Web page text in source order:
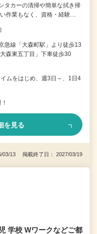
タカーの清掃や簡単な拭き掃
作業もなく、資格・経験…
急線「大森町駅」より徒歩13
森東五丁目」下車徒歩30
ムをはじめ、週3日～、1日4
を見る
03/13 掲載終了日： 2027/03/19
学校 Wワークなどご都